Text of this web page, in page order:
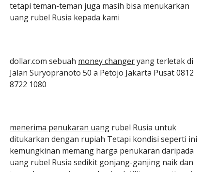
tetapi teman-teman juga masih bisa menukarkan
uang rubel Rusia kepada kami
dollar.com sebuah money changeryang terletak di
Jalan Suryopranoto 50 a Petojo Jakarta Pusat 0812
8722 1080
menerima penukaran uang rubel Rusia untuk
ditukarkan dengan rupiah Tetapi kondisi seperti ini
kemungkinan memang harga penukaran daripada
uang rubel Rusia sedikit gonjang-ganjing naik dan